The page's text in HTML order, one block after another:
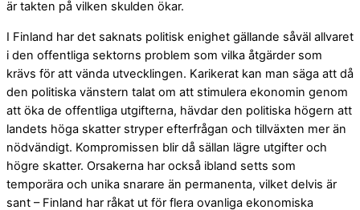
är takten på vilken skulden ökar.
I Finland har det saknats politisk enighet gällande såväl allvaret
i den offentliga sektorns problem som vilka åtgärder som
krävs för att vända utvecklingen. Karikerat kan man säga att då
den politiska vänstern talat om att stimulera ekonomin genom
att öka de offentliga utgifterna, hävdar den politiska högern att
landets höga skatter stryper efterfrågan och tillväxten mer än
nödvändigt. Kompromissen blir då sällan lägre utgifter och
högre skatter. Orsakerna har också ibland setts som
temporära och unika snarare än permanenta, vilket delvis är
sant – Finland har råkat ut för flera ovanliga ekonomiska